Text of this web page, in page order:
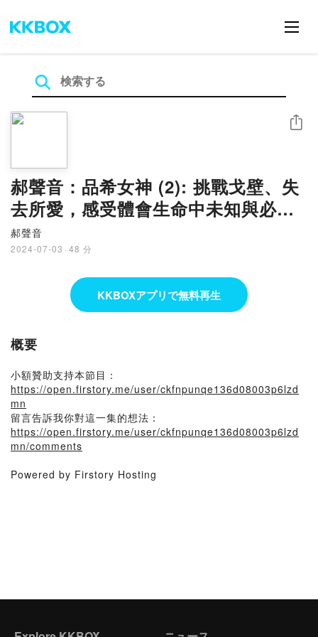
郝聲音：品希女神 (2): 挑戰戈壁、失
去所愛，感受體會生命中未知與必經
的遇見～～～
郝聲音
2024-07-03 · 48 分
シェア
KKBOXアプリで無料再生
概要
小額贊助支持本節目：
https://open.firstory.me/user/ckfnpunqe136d08003p6lzd
mn
留言告訴我你對這一集的想法：
https://open.firstory.me/user/ckfnpunqe136d08003p6lzd
mn/comments
Powered by Firstory Hosting